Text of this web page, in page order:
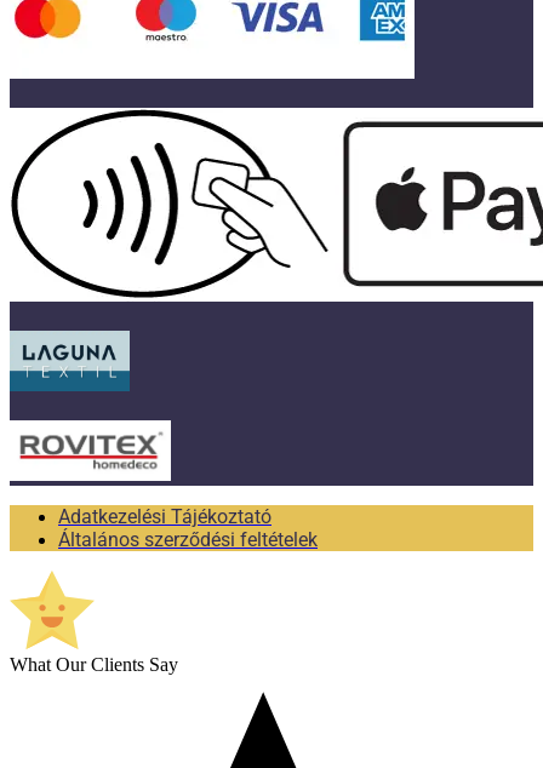
Adatkezelési Tájékoztató
Általános szerződési feltételek
What Our Clients Say